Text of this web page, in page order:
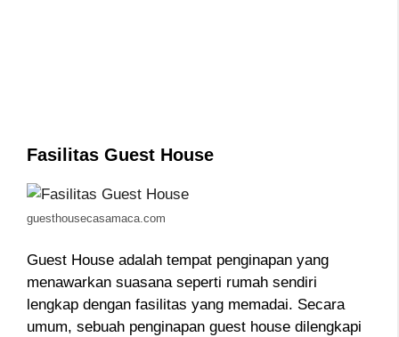
Fasilitas Guest House
guesthousecasamaca.com
Guest House adalah tempat penginapan yang
menawarkan suasana seperti rumah sendiri
lengkap dengan fasilitas yang memadai. Secara
umum, sebuah penginapan guest house dilengkapi